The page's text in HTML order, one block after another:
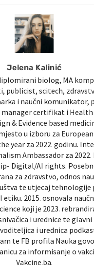
Jelena Kalinić
biolog, MA
publicist, scitech,
i naučni komunikator,
manager certifikat i
& Evidence based
u izboru za European
year za 2022. godinu.
Ambassador za 2022.
Digital/AI rights.
za zdravstvo, odnos
te utjecaj tehnologije
etiku. 2015. osnovala
koji je 2023.
i urednice te
i urednica
te FB profila Nauka
za informisanje o
Vakcine.ba.